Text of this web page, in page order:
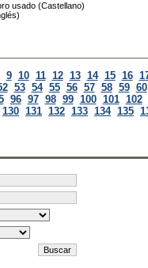
usado (Castellano)
9 10 11 12 13 14 15 16
53 54 55 56 57 58 59 60
96 97 98 99 100 101 102
130 131 132 133 134 135